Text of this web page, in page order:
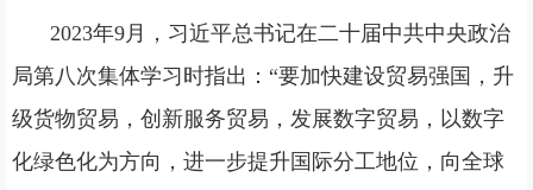
2023年9月，习近平总书记在二十届中共中央政治
局第八次集体学习时指出：“要加快建设贸易强国，升
级货物贸易，创新服务贸易，发展数字贸易，以数字
化绿色化为方向，进一步提升国际分工地位，向全球